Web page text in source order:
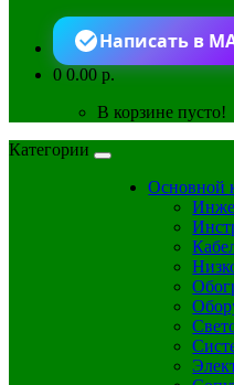
Написать в
00.00 р.
В корзине пусто!
Категории
Основной